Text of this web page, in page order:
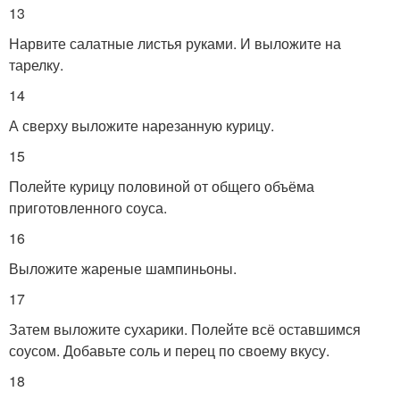
13
Нарвите салатные листья руками. И выложите на
тарелку.
14
А сверху выложите нарезанную курицу.
15
Полейте курицу половиной от общего объёма
приготовленного соуса.
16
Выложите жареные шампиньоны.
17
Затем выложите сухарики. Полейте всё оставшимся
соусом. Добавьте соль и перец по своему вкусу.
18